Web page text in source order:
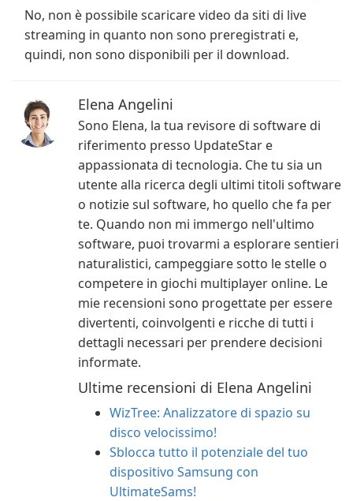
No, non è possibile scaricare video da siti di live
streaming in quanto non sono preregistrati e,
quindi, non sono disponibili per il download.
Elena Angelini
Sono Elena, la tua revisore di software di
riferimento presso UpdateStar e
appassionata di tecnologia. Che tu sia un
utente alla ricerca degli ultimi titoli software
o notizie sul software, ho quello che fa per
te. Quando non mi immergo nell'ultimo
software, puoi trovarmi a esplorare sentieri
naturalistici, campeggiare sotto le stelle o
competere in giochi multiplayer online. Le
mie recensioni sono progettate per essere
divertenti, coinvolgenti e ricche di tutti i
dettagli necessari per prendere decisioni
informate.
Ultime recensioni di Elena Angelini
WizTree: Analizzatore di spazio su
disco velocissimo!
Sblocca tutto il potenziale del tuo
dispositivo Samsung con
UltimateSams!